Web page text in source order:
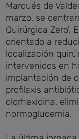
Marqués de
marzo, se
Quirúrgica Zero'.
orientado a
localización
intervenidos en
implantación de
profilaxis
clorhexidina,
normoglucemia.